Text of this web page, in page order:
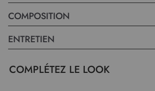
COMPOSITION
ENTRETIEN
COMPLÉTEZ LE LOOK